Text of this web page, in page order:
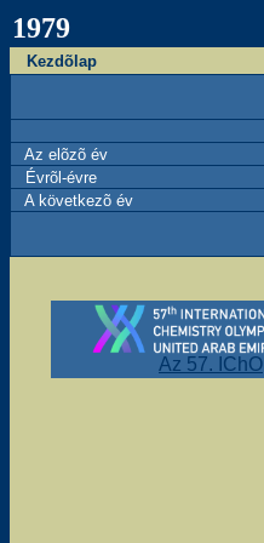
1979
Kezdõlap
Az elõzõ év
Évrõl-évre
A következõ év
Az 57. IChO